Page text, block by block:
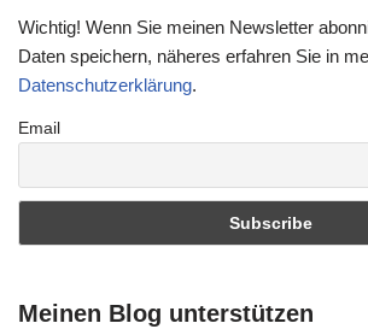
Wichtig! Wenn Sie meinen Newsletter
Daten speichern, näheres erfahren Sie in
Datenschutzerklärung.
Email
Meinen Blog unterstützen